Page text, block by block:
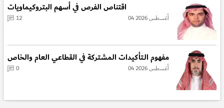
اقتناص الفرص في أسهم البتروكيماويات
04 أغسطس 2026 12
مفهوم الـتأكيدات المشتركة في القطاعي العام والخاص
04 أغسطس 2026 0